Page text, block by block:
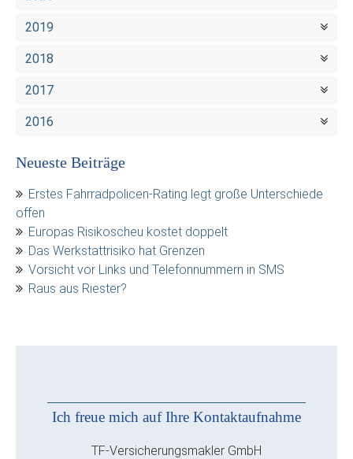
2019
2018
2017
2016
Neueste Beiträge
Erstes Fahrradpolicen-Rating legt große Unterschiede
offen
Europas Risikoscheu kostet doppelt
Das Werkstattrisiko hat Grenzen
Vorsicht vor Links und Telefonnummern in SMS
Raus aus Riester?
Ich freue mich auf Ihre Kontaktaufnahme
TF-Versicherungsmakler GmbH